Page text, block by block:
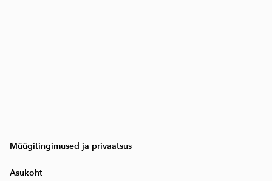
Müügitingimused ja privaatsus
Asukoht